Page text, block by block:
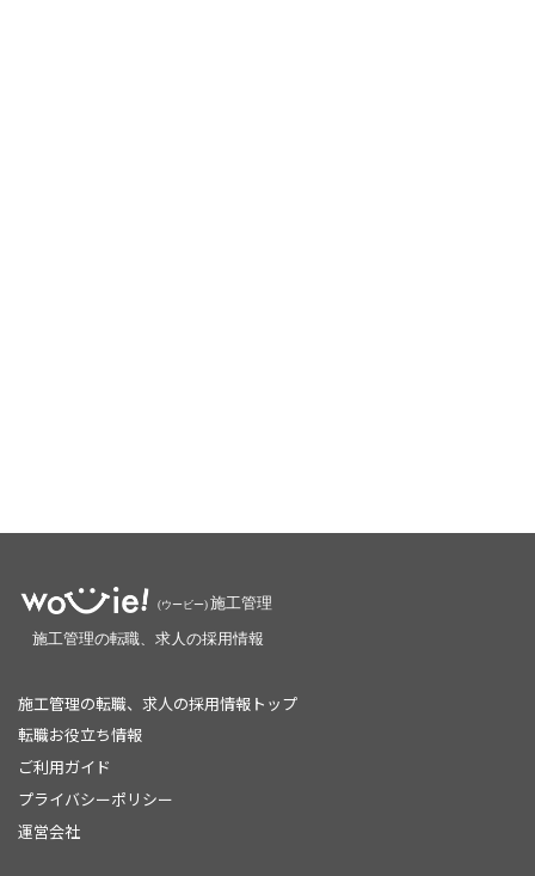
施工管理の転職、求人の採用情報トップ
転職お役立ち情報
ご利用ガイド
プライバシーポリシー
運営会社